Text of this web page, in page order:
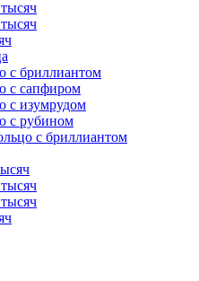
с бриллиантом
с сапфиром
с изумрудом
с рубином
с бриллиантом